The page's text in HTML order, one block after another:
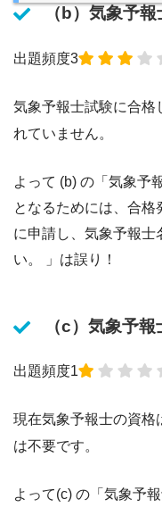
（b）気象予
出題頻度3
気象予報士試験に合格
れていません。
よって (b) の「気象予
となるためには、合
に申請し、気象予報士
い。 」は誤り！
（c）気象予
出題頻度1
現在気象予報士の資格
は不要です。
よって(c) の「気象予